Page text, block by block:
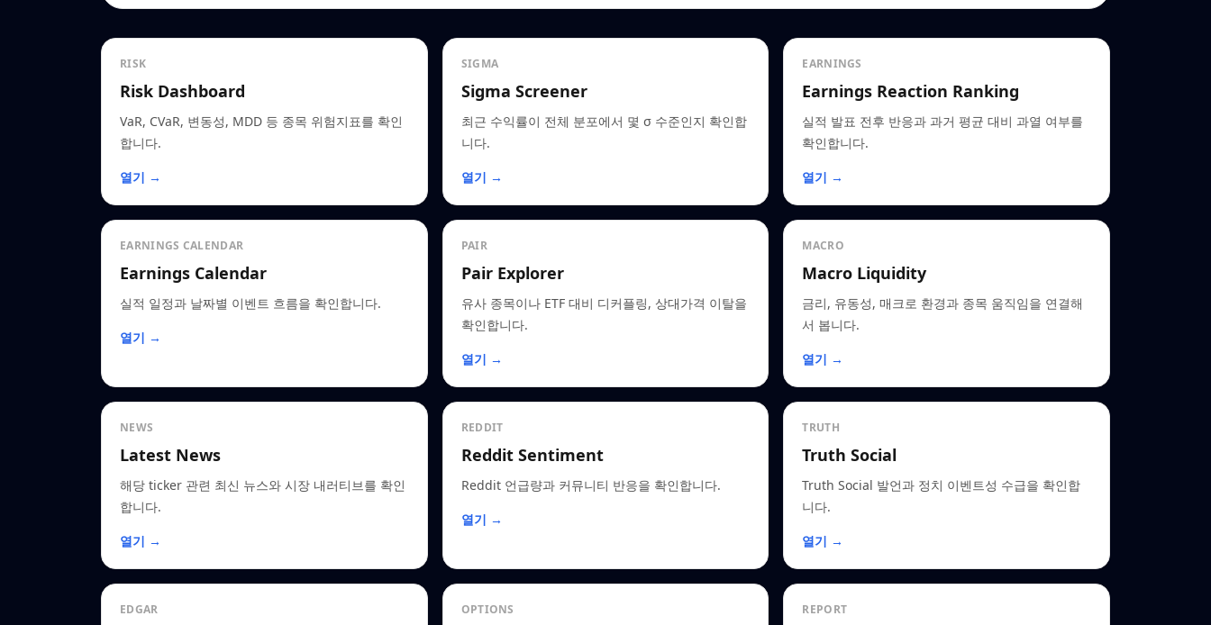
RISK
Risk Dashboard
VaR, CVaR, 변동성, MDD 등 종목 위험지표를 확인
합니다.
열기 →
SIGMA
Sigma Screener
최근 수익률이 전체 분포에서 몇 σ 수준인지 확인합
니다.
열기 →
EARNINGS
Earnings Reaction Ranking
실적 발표 전후 반응과 과거 평균 대비 과열 여부를
확인합니다.
열기 →
EARNINGS CALENDAR
Earnings Calendar
실적 일정과 날짜별 이벤트 흐름을 확인합니다.
열기 →
PAIR
Pair Explorer
유사 종목이나 ETF 대비 디커플링, 상대가격 이탈을
확인합니다.
열기 →
MACRO
Macro Liquidity
금리, 유동성, 매크로 환경과 종목 움직임을 연결해
서 봅니다.
열기 →
NEWS
Latest News
해당 ticker 관련 최신 뉴스와 시장 내러티브를 확인
합니다.
열기 →
REDDIT
Reddit Sentiment
Reddit 언급량과 커뮤니티 반응을 확인합니다.
열기 →
TRUTH
Truth Social
Truth Social 발언과 정치 이벤트성 수급을 확인합
니다.
열기 →
EDGAR OPTIONS REPORT